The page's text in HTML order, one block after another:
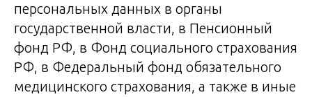
персональных данных в органы
государственной власти, в Пенсионный
фонд РФ, в Фонд социального страхования
РФ, в Федеральный фонд обязательного
медицинского страхования, а также в иные